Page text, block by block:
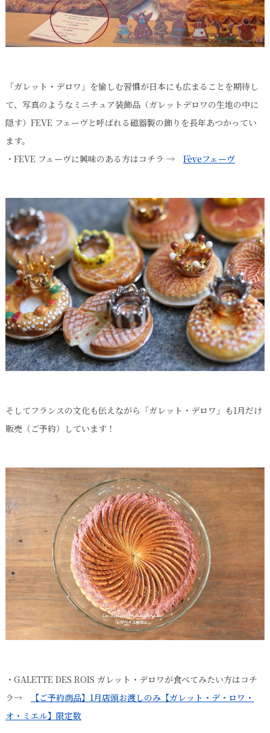
「ガレット・デロワ」を愉しむ習慣が日本にも広まることを期待し
て、写真のようなミニチュア装飾品（ガレットデロワの生地の中に
隠す）FEVE フェーヴと呼ばれる磁器製の飾りを長年あつかってい
ます。
・FEVE フェーヴに興味のある方はコチラ → Fèveフェーヴ
そしてフランスの文化も伝えながら「ガレット・デロワ」も1月だけ
販売（ご予約）しています！
・GALETTE DES ROIS ガレット・デロワが食べてみたい方はコチ
ラ→
【ご予約商品】1月店頭お渡しのみ【ガレット・デ・ロワ・
オ・ミエル】限定数